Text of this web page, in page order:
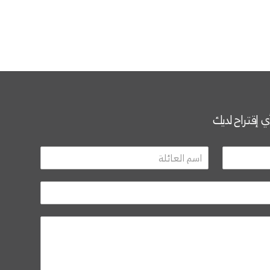
إقتراح لديك